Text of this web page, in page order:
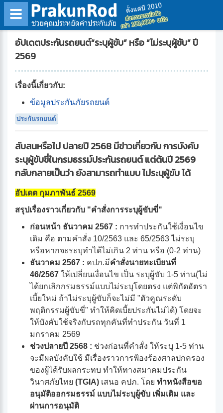
หน้าแรก>ศูนย์การเรียนรู้>ข้อมูลประกันภัยรถยนต์
อัปเดตประกันรถยนต์“ระบุผู้ขับ” หรือ “ไม่ระบุผู้ขับ” ปี
2569
เรื่องนี้เกี่ยวกับ:
ข้อมูลประกันภัยรถยนต์
ประกันรถยนต์
สับสนหรือไม่ ปลายปี 2568 มีข่าวเกี่ยวกับ การบังคับ
ระบุผู้ขับขี่ในกรมธรรม์ประกันรถยนต์ แต่ต้นปี 2569
กลับกลายเป็นว่า ยังสามารถทำแบบ ไม่ระบุผู้ขับ ได้
อัปเดต กุมภาพันธ์ 2569
สรุปเรื่องราวเกี่ยวกับ "คำสั่งการระบุผู้ขับขี่"
ก่อนหน้า ธันวาคม 2567 : การทำประกันใช้เงื่อนไข
เดิม คือ ตามคำสั่ง 10/2563 และ 65/2563 ไม่ระบุ
หรือหากจะระบุทำได้ไม่เกิน 2 ท่าน หรือ (0-2 ท่าน)
ธันวาคม 2567 : คปภ.มีคำสั่งนายทะเบียนที่
46/2567 ให้เปลี่ยนเงื่อนไข เป็น ระบุผู้ขับ 1-5 ท่าน(ไม่
ได้ยกเลิกกรมธรรม์แบบไม่ระบุโดยตรง แต่พิกัดอัตรา
เบี้ยใหม่ ถ้าไม่ระบุผู้ขับก็จะไม่มี "ตัวคูณระดับ
พฤติกรรมผู้ขับขี่" ทำให้คิดเบี้ยประกันไม่ได้) โดยจะ
ให้บังคับใช้จริงกับรถทุกคันที่ทำประกัน วันที่ 1
มกราคม 2569
ช่วงปลายปี 2568 : ช่วงก่อนที่คำสั่ง ให้ระบุ 1-5 ท่าน
จะมีผลบังคับใช้ มีเรื่องราวการฟ้องร้องศาลปกครอง
ของผู้ได้รับผลกระทบ ทำให้ทางสมาคมประกัน
วินาศภัยไทย (TGIA) เสนอ คปภ. โดย ทำหนังสือขอ
อนุมัติออกรมธรรม์ แบบไม่ระบุผู้ขับ เพิ่มเติม และ
ผ่านการอนุมัติ